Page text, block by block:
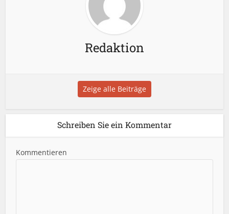
Redaktion
Zeige alle Beiträge
Schreiben Sie ein Kommentar
Kommentieren